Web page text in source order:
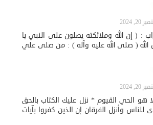
2024
: ( إن الله وملائكته يصلون على النبي يا
الله ( صلى الله عليه وآله ) : من صلى علي
2024
هو الحي القيوم * نزل عليك الكتاب بالحق
وأنزل الفرقان إن الذين كفروا بآيات